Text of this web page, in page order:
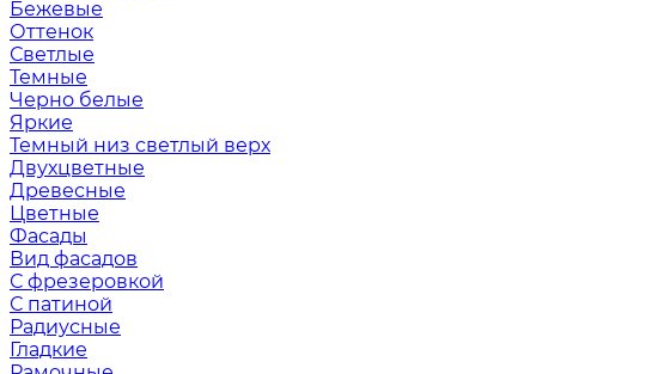
Бежевые
Оттенок
Светлые
Темные
Черно белые
Яркие
Темный низ светлый верх
Двухцветные
Древесные
Цветные
Фасады
Вид фасадов
С фрезеровкой
С патиной
Радиусные
Гладкие